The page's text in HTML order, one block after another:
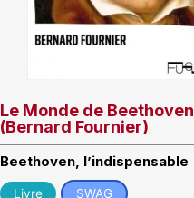
Le Monde de Beethoven
(Bernard Fournier)
Beethoven, l’indispensable
Livre SWAG